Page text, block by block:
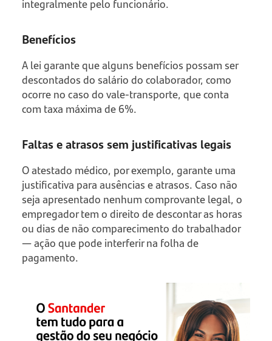
integralmente pelo funcionário.
Benefícios
A lei garante que alguns benefícios possam ser
descontados do salário do colaborador, como
ocorre no caso do vale-transporte, que conta
com taxa máxima de 6%.
Faltas e atrasos sem justificativas legais
O atestado médico, por exemplo, garante uma
justificativa para ausências e atrasos. Caso não
seja apresentado nenhum comprovante legal, o
empregador tem o direito de descontar as horas
ou dias de não comparecimento do trabalhador
— ação que pode interferir na folha de
pagamento.